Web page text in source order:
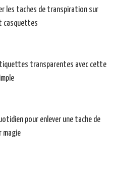
les taches de transpiration sur
casquettes
transparentes avec cette
pour enlever une tache de
magie